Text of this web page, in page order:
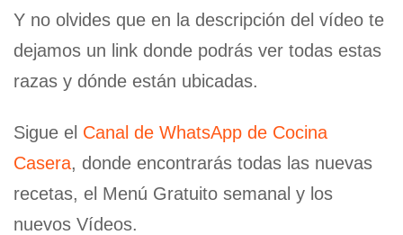
Y no olvides que en la descripción del vídeo te
dejamos un link donde podrás ver todas estas
razas y dónde están ubicadas.
Sigue el Canal de WhatsApp de Cocina
Casera, donde encontrarás todas las nuevas
recetas, el Menú Gratuito semanal y los
nuevos Vídeos.